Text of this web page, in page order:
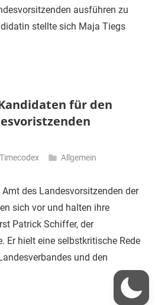
ausführen zu
stellte sich Maja Tiegs
für den
Timecodex Allgemein
des Landesvorsitzenden der
sich vor und halten ihre
Patrick Schiffer, der
Er hielt eine selbstkritische Rede
und den